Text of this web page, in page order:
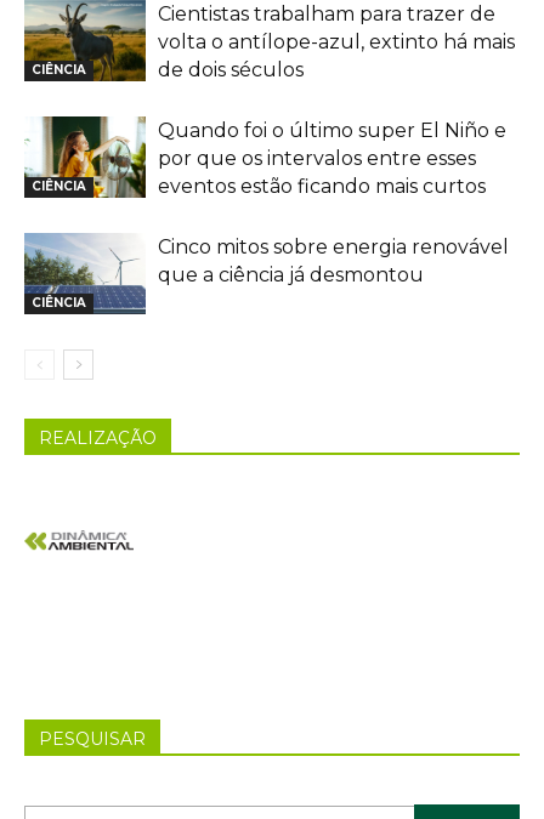
CIÊNCIA
Cientistas trabalham para trazer de
volta o antílope-azul, extinto há mais
de dois séculos
CIÊNCIA
Quando foi o último super El Niño e
por que os intervalos entre esses
eventos estão ficando mais curtos
CIÊNCIA
Cinco mitos sobre energia renovável
que a ciência já desmontou
REALIZAÇÃO
PESQUISAR